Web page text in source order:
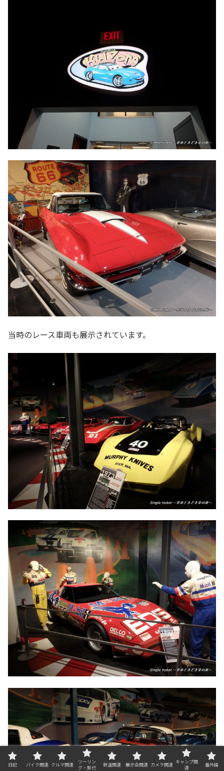
当時のレース車両も展示されています。
日記 バイク関連 クルマ関連
ツーリン
グ・旅行
鉄道関連 展示会関連 カメラ関連 キャンプ関
連
番外編